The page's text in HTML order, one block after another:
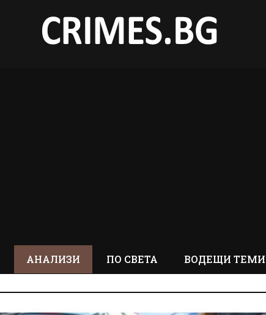
АНАЛИЗИ ПО СВЕТА ВОДЕЩИ ТЕМИ